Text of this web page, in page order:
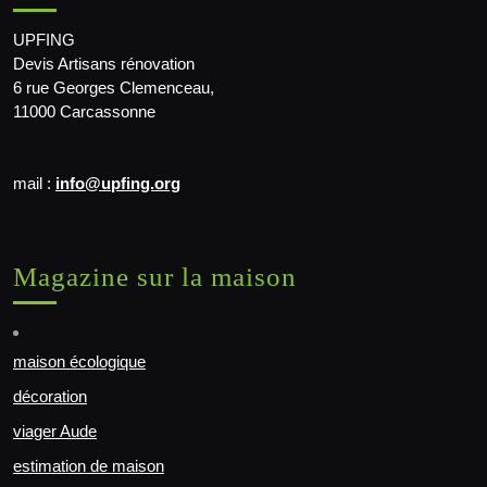
UPFING
Devis Artisans rénovation
6 rue Georges Clemenceau,
11000 Carcassonne
mail : info@upfing.org
Magazine sur la maison
maison écologique
décoration
viager Aude
estimation de maison